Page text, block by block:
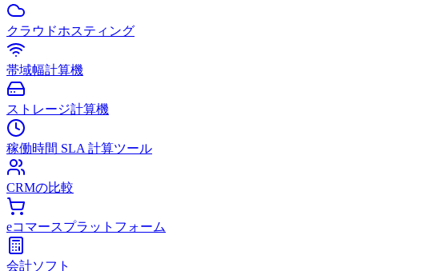
クラウドホスティング
帯域幅計算機
ストレージ計算機
稼働時間 SLA 計算ツール
CRMの比較
eコマースプラットフォーム
会計ソフト